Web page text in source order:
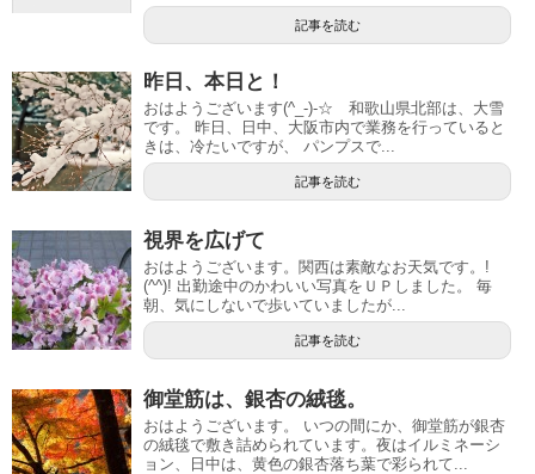
記事を読む
昨日、本日と！
おはようございます(^_-)-☆ 和歌山県北部は、大雪
です。 昨日、日中、大阪市内で業務を行っていると
きは、冷たいですが、 パンプスで...
記事を読む
視界を広げて
おはようございます。関西は素敵なお天気です。!
(^^)! 出勤途中のかわいい写真をＵＰしました。 毎
朝、気にしないで歩いていましたが...
記事を読む
御堂筋は、銀杏の絨毯。
おはようございます。 いつの間にか、御堂筋が銀杏
の絨毯で敷き詰められています。夜はイルミネーシ
ョン、日中は、黄色の銀杏落ち葉で彩られて...